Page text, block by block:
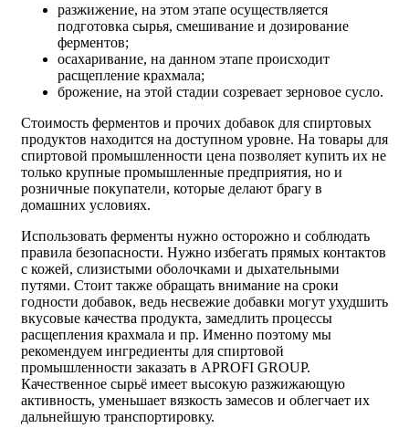
разжижение, на этом этапе осуществляется
подготовка сырья, смешивание и дозирование
ферментов;
осахаривание, на данном этапе происходит
расщепление крахмала;
брожение, на этой стадии созревает зерновое сусло.
Стоимость ферментов и прочих добавок для спиртовых
продуктов находится на доступном уровне. На товары для
спиртовой промышленности цена позволяет купить их не
только крупные промышленные предприятия, но и
розничные покупатели, которые делают брагу в
домашних условиях.
Использовать ферменты нужно осторожно и соблюдать
правила безопасности. Нужно избегать прямых контактов
с кожей, слизистыми оболочками и дыхательными
путями. Стоит также обращать внимание на сроки
годности добавок, ведь несвежие добавки могут ухудшить
вкусовые качества продукта, замедлить процессы
расщепления крахмала и пр. Именно поэтому мы
рекомендуем ингредиенты для спиртовой
промышленности заказать в APROFI GROUP.
Качественное сырьё имеет высокую разжижающую
активность, уменьшает вязкость замесов и облегчает их
дальнейшую транспортировку.